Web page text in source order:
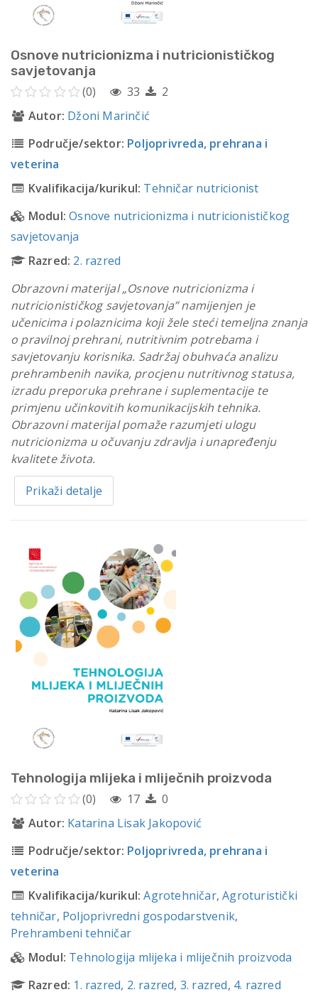
Osnove nutricionizma i nutricionističkog
savjetovanja
(0) 33
2
Autor: Džoni Marinčić
Područje/sektor: Poljoprivreda, prehrana i
veterina
Kvalifikacija/kurikul: Tehničar nutricionist
Modul: Osnove nutricionizma i nutricionističkog
savjetovanja
Razred: 2. razred
Obrazovni materijal „Osnove nutricionizma i
nutricionističkog savjetovanja” namijenjen je
učenicima i polaznicima koji žele steći temeljna znanja
o pravilnoj prehrani, nutritivnim potrebama i
savjetovanju korisnika. Sadržaj obuhvaća analizu
prehrambenih navika, procjenu nutritivnog statusa,
izradu preporuka prehrane i suplementacije te
primjenu učinkovitih komunikacijskih tehnika.
Obrazovni materijal pomaže razumjeti ulogu
nutricionizma u očuvanju zdravlja i unapređenju
kvalitete života.
Prikaži detalje
Tehnologija mlijeka i mliječnih proizvoda
(0) 17
0
Autor: Katarina Lisak Jakopović
Područje/sektor: Poljoprivreda, prehrana i
veterina
Kvalifikacija/kurikul: Agrotehničar,Agroturistički
tehničar, Poljoprivredni gospodarstvenik,
Prehrambeni tehničar
Modul: Tehnologija mlijeka i mliječnih proizvoda
Razred: 1. razred, 2. razred, 3. razred, 4. razred